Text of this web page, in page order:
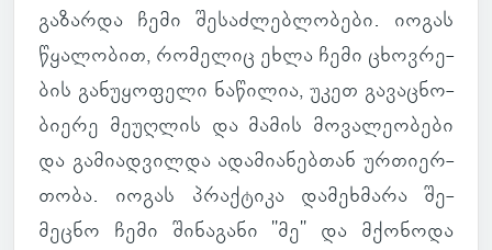
გა­ზარდა ჩემი შე­საძ­ლებ­ლო­ბები. იოგას
წყა­ლო­ბით, რო­მე­ლიც ეხლა ჩემი ცხოვ­რე­
ბის გა­ნუ­ყო­ფელი ნა­წი­ლია, უკეთ გა­ვაც­ნო­
ბი­ერე მე­უღ­ლის და მამის მო­ვა­ლე­ო­ბები
და გა­მი­ად­ვილდა ადა­მი­ა­ნებ­თან ურ­თი­ერ­
თობა. იოგას პრაქ­ტიკა და­მეხ­მარა შე­
მეცნო ჩემი ში­ნა­განი "მე" და მქო­ნოდა